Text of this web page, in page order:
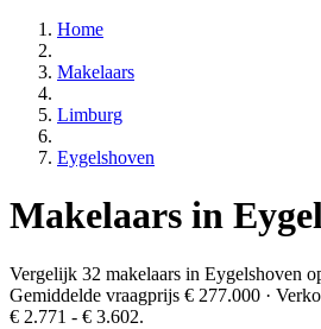
Home
Makelaars
Limburg
Eygelshoven
Makelaars in
Vergelijk 32 makelaars in Eygelshoven
Gemiddelde vraagprijs € 277.000 ·
€ 2.771 - € 3.602.